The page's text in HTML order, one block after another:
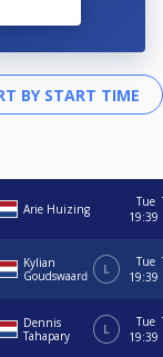
Arie Huizing
Tue
19:39
Kylian
Goudswaаrԁ
L
Tue
19:39
Dennis
Tahapary
L
Tue
19:39